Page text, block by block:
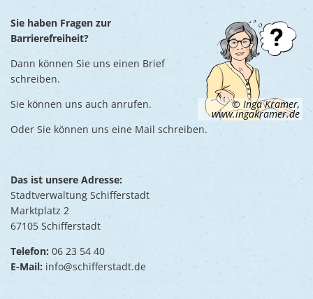
© Inga Kramer,
www.ingakramer.de
Sie haben Fragen zur
Barrierefreiheit?
Dann können Sie uns einen Brief
schreiben.
Sie können uns auch anrufen.
Oder Sie können uns eine Mail schreiben.
Das ist unsere Adresse:
Stadtverwaltung Schifferstadt
Marktplatz 2
67105 Schifferstadt
Telefon: 06 23 54 40
E-Mail: info@schifferstadt.de